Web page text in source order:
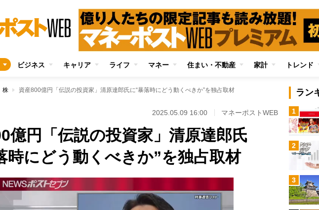
ビジネス キャリア ライフ マネー 住まい・不動産 家計 トレンド
株 資産800億円「伝説の投資家」清原達郎氏に“暴落時にどう動くべきか”を独占取材
2025.05.09 16:00 マネーポストWEB
億円「伝説の投資家」清原達郎氏
時にどう動くべきか”を独占取材
ラン
1
2
3